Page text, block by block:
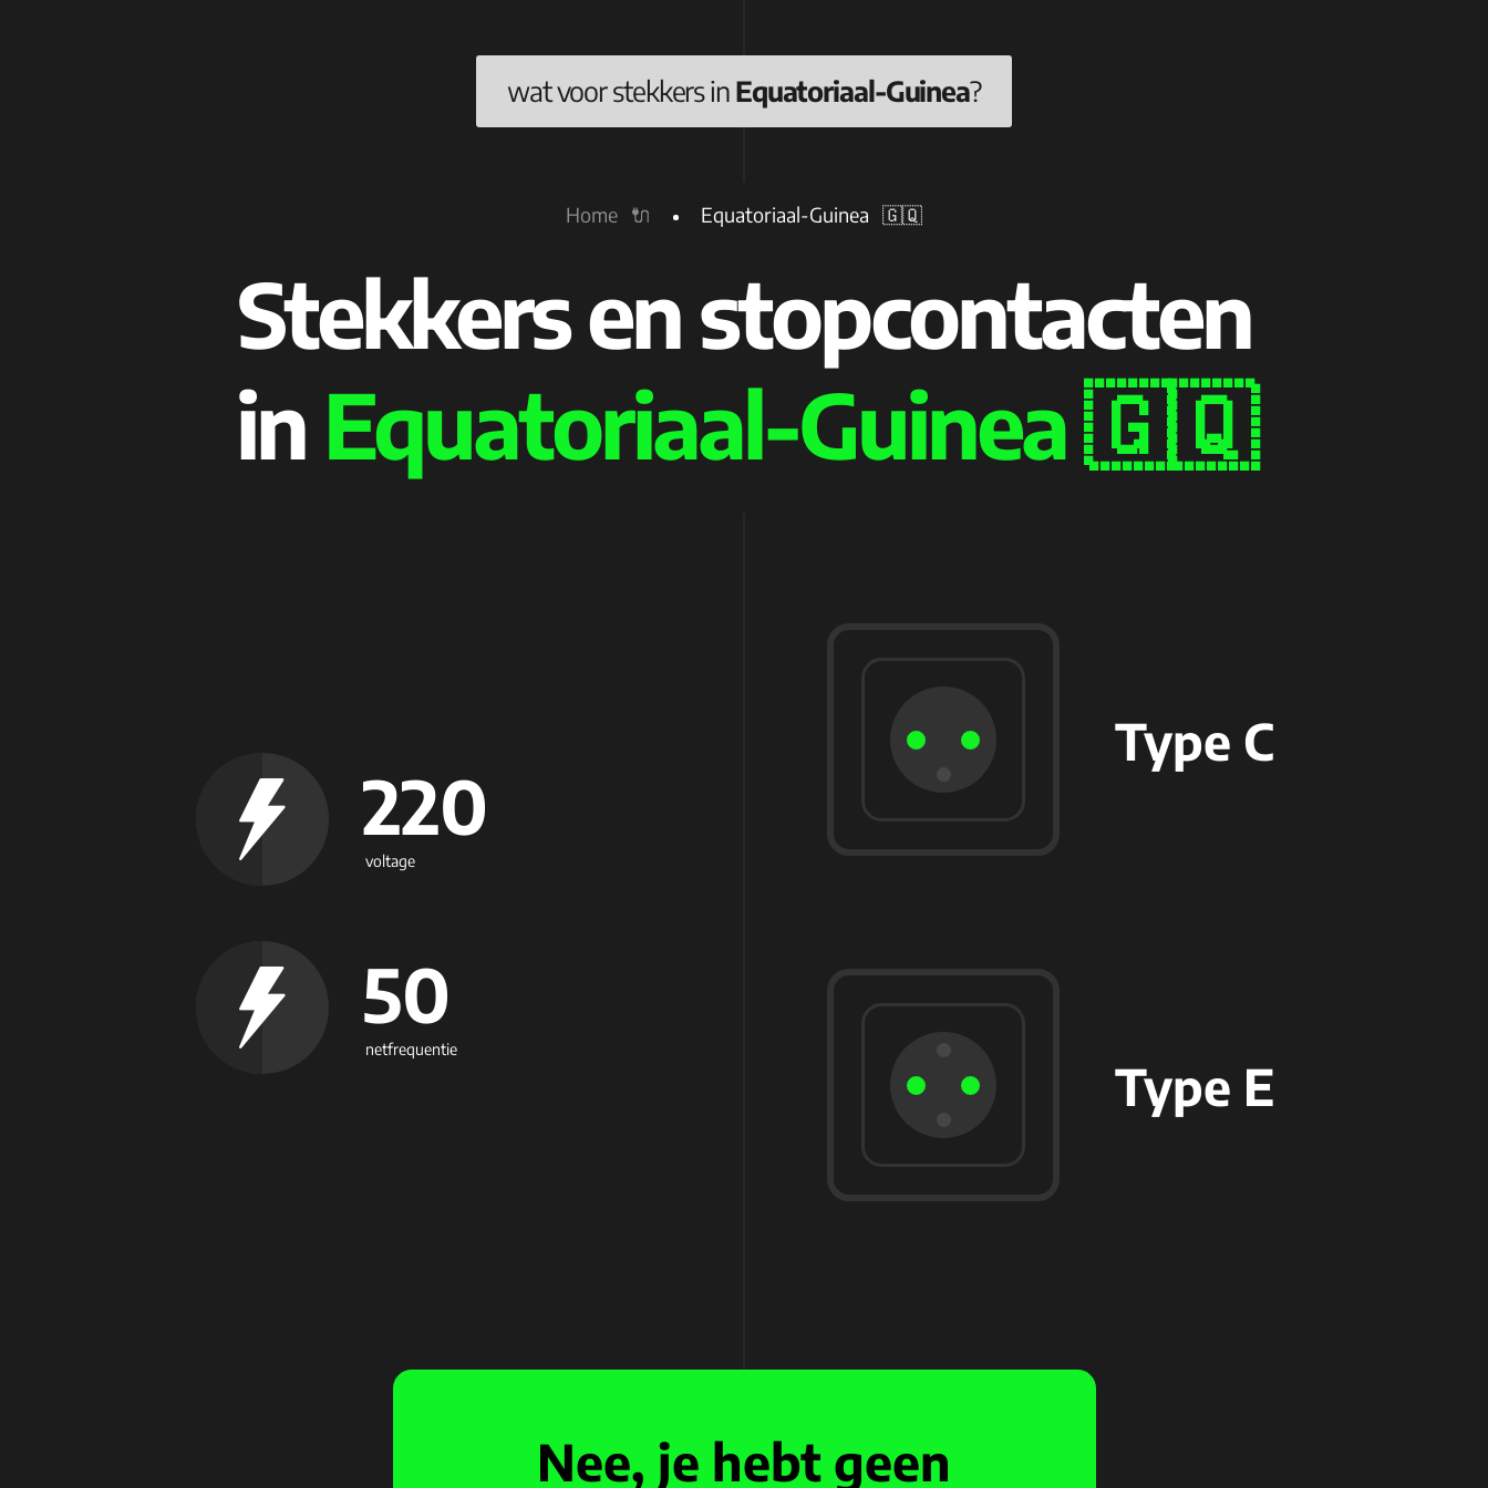
wat voor stekkers inEquatoriaal-Guinea?
Home 🔌 Equatoriaal-Guinea 🇬🇶
Stekkers en stopcontacten
in Equatoriaal-Guinea 🇬🇶
220
voltage
50
netfrequentie
Type C
Type E
Nee, je hebt geen